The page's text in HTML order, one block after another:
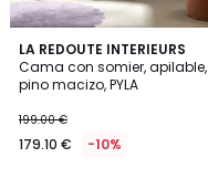
LA REDOUTE INTERIEURS
Cama con somier, apilable,
pino macizo, PYLA
199.00 €
179.10 € -10%
4,2
/ 5
3
Colores